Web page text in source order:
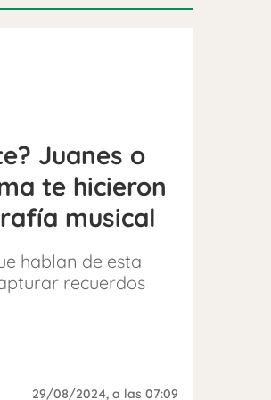
Juanes o
te hicieron
musical
hablan de esta
recuerdos
29/08/2024, a las 07:09